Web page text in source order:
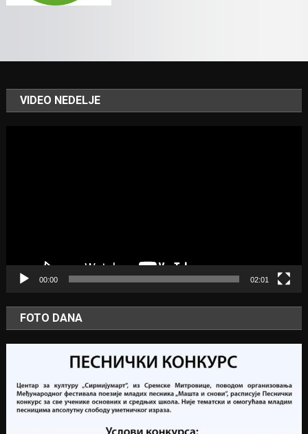
VIDEO NEDELJE
00:00 02:01
FOTO DANA